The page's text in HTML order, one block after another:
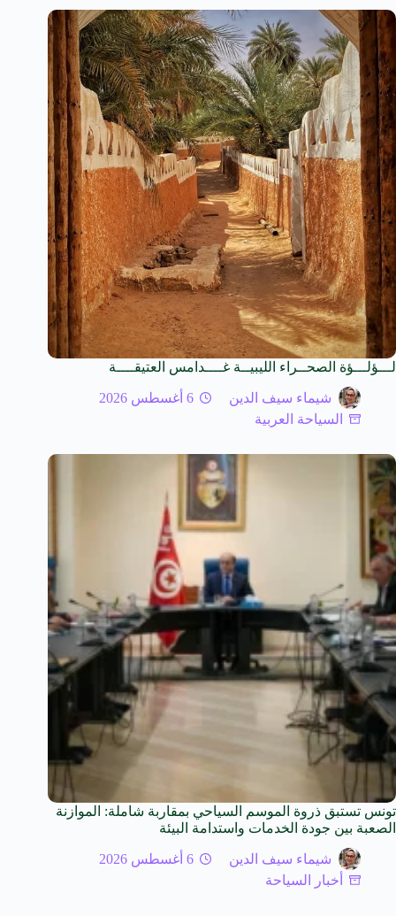
لـــؤلـــؤة الصحــراء الليبيــة غــــدامس العتيقــــة
شيماء سيف الدين
6 أغسطس 2026
السياحة العربية
تونس تستبق ذروة الموسم السياحي بمقاربة شاملة: الموازنة
الصعبة بين جودة الخدمات واستدامة البيئة
شيماء سيف الدين
6 أغسطس 2026
أخبار السياحة